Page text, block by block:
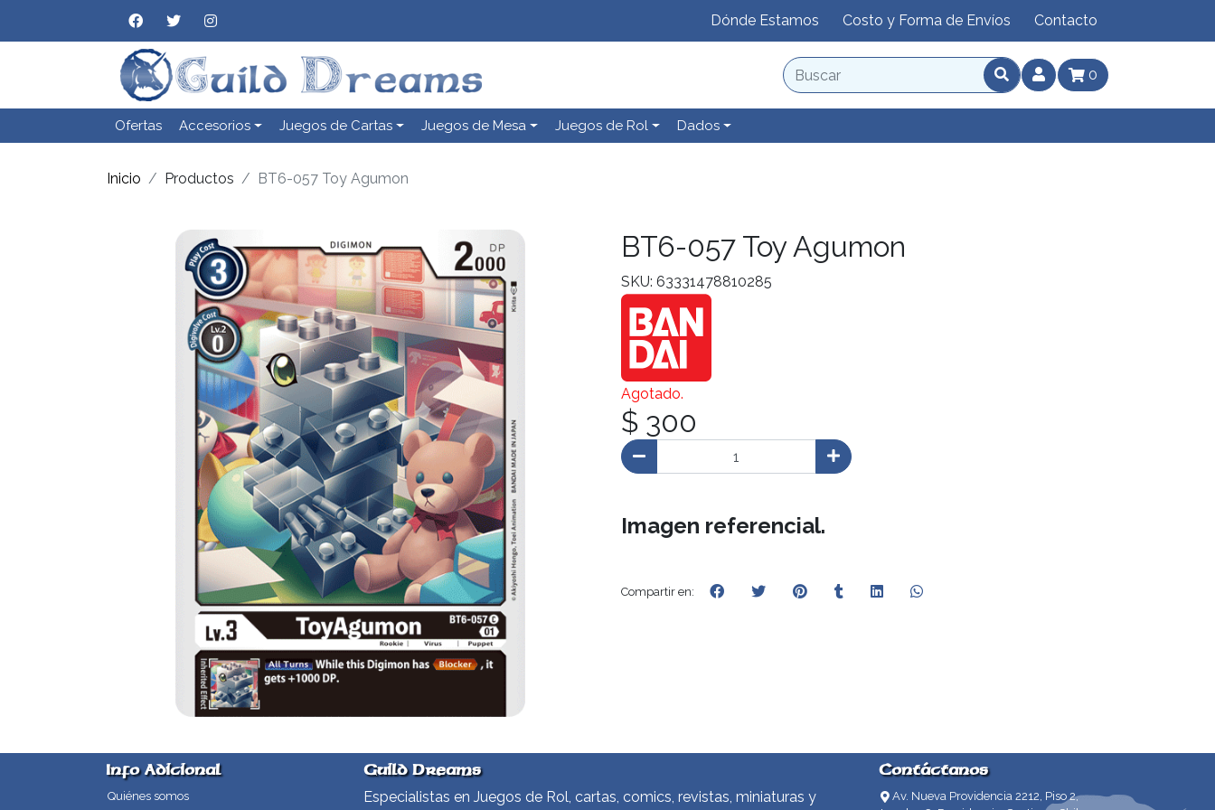
Dónde Estamos Costo y Forma de Envíos Contacto
0
Ofertas Accesorios Juegos de Cartas Juegos de Mesa Juegos de Rol Dados
Inicio Productos BT6-057 Toy Agumon
BT6-057 Toy Agumon
SKU: 63331478810285
Agotado.
$ 300
Imagen referencial.
Compartir en:
Info Adicional
Quiénes somos
Guild Dreams
Especialistas en Juegos de Rol, cartas, comics, revistas, miniaturas y
Contáctanos
Av. Nueva Providencia 2212, Piso 2,